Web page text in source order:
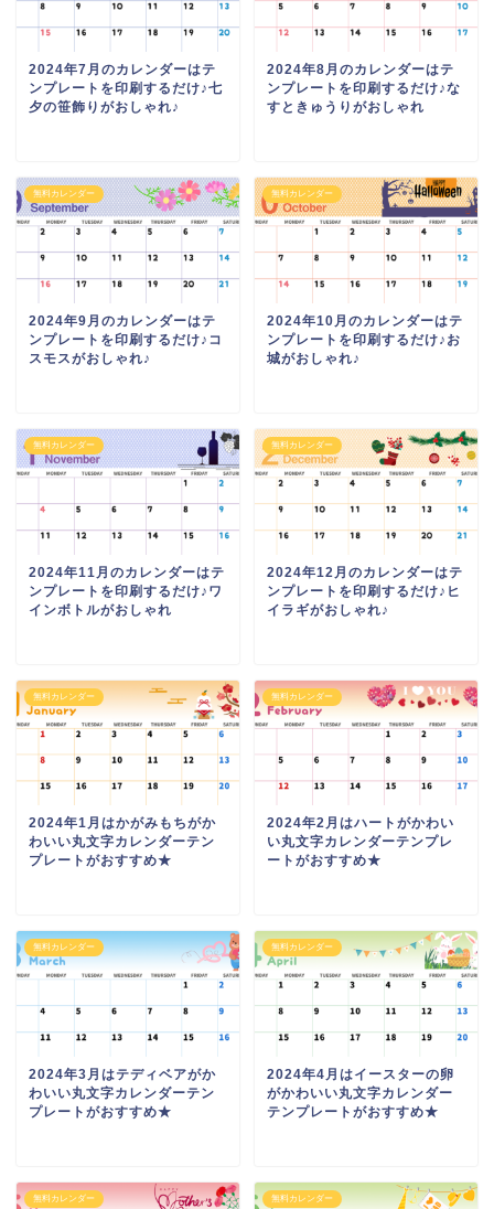
2024年7月のカレンダーはテ
ンプレートを印刷するだけ♪七
夕の笹飾りがおしゃれ♪
2024年8月のカレンダーはテ
ンプレートを印刷するだけ♪な
すときゅうりがおしゃれ
無料カレンダー
2024年9月のカレンダーはテ
ンプレートを印刷するだけ♪コ
スモスがおしゃれ♪
無料カレンダー
2024年10月のカレンダーはテ
ンプレートを印刷するだけ♪お
城がおしゃれ♪
無料カレンダー
2024年11月のカレンダーはテ
ンプレートを印刷するだけ♪ワ
インボトルがおしゃれ
無料カレンダー
2024年12月のカレンダーはテ
ンプレートを印刷するだけ♪ヒ
イラギがおしゃれ♪
無料カレンダー
2024年1月はかがみもちがか
わいい丸文字カレンダーテン
プレートがおすすめ★
無料カレンダー
2024年2月はハートがかわい
い丸文字カレンダーテンプレ
ートがおすすめ★
無料カレンダー
2024年3月はテディベアがか
わいい丸文字カレンダーテン
プレートがおすすめ★
無料カレンダー
2024年4月はイースターの卵
がかわいい丸文字カレンダー
テンプレートがおすすめ★
無料カレンダー 無料カレンダー